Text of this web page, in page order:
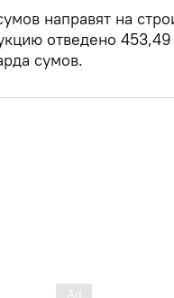
направят на
отведено
сумов.